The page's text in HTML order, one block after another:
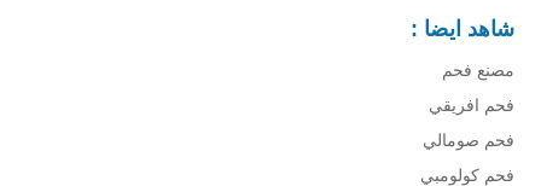
شاهد ايضا :
مصنع فحم
فحم افريقي
فحم صومالي
فحم كولومبي